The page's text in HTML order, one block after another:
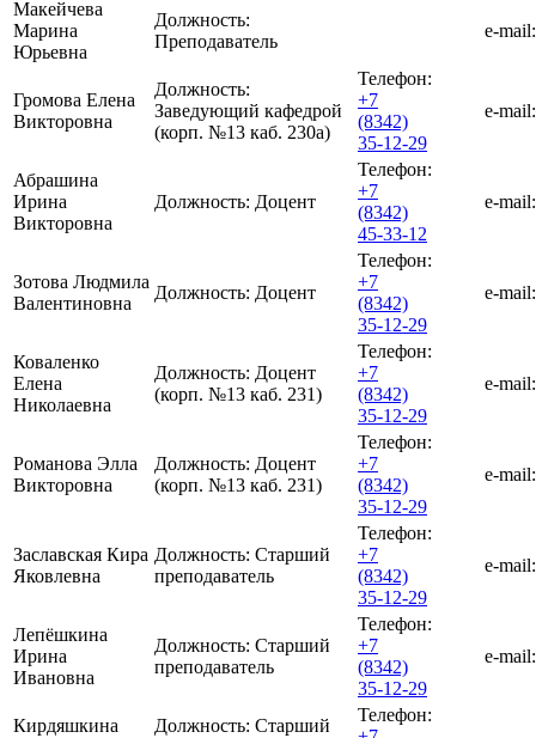
Макейчева
Марина
Юрьевна
Должность:
Преподаватель
e-mail:
Громова Елена
Викторовна
Должность:
Заведующий кафедрой
(корп. №13 каб. 230а)
Телефон:
+7
(8342)
35-12-29
e-mail:
Абрашина
Ирина
Викторовна
Должность: Доцент
Телефон:
+7
(8342)
45-33-12
e-mail:
Зотова Людмила
Валентиновна
Должность: Доцент
Телефон:
+7
(8342)
35-12-29
e-mail:
Коваленко
Елена
Николаевна
Должность: Доцент
(корп. №13 каб. 231)
Телефон:
+7
(8342)
35-12-29
e-mail:
Романова Элла
Викторовна
Должность: Доцент
(корп. №13 каб. 231)
Телефон:
+7
(8342)
35-12-29
e-mail:
Заславская Кира
Яковлевна
Должность: Старший
преподаватель
Телефон:
+7
(8342)
35-12-29
e-mail:
Лепёшкина
Ирина
Ивановна
Должность: Старший
преподаватель
Телефон:
+7
(8342)
35-12-29
e-mail:
Кирдяшкина
Должность: Старший
Телефон: